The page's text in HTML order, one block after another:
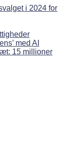
i 2024 for
med AI
15 millioner